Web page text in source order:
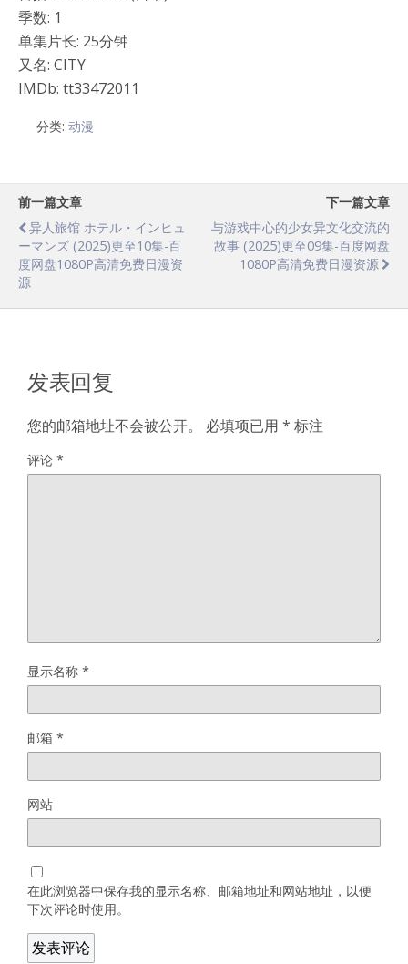
季数: 1
单集片长: 25分钟
又名: CITY
IMDb: tt33472011
分类: 动漫
前一篇文章
异人旅馆 ホテル・インヒュ
ーマンズ (2025)更至10集-百
度网盘1080P高清免费日漫资
源
下一篇文章
与游戏中心的少女异文化交流的
故事 (2025)更至09集-百度网盘
1080P高清免费日漫资源
发表回复
您的邮箱地址不会被公开。 必填项已用 * 标注
评论 *
显示名称 *
邮箱 *
网站
在此浏览器中保存我的显示名称、邮箱地址和网站地址，以便
下次评论时使用。